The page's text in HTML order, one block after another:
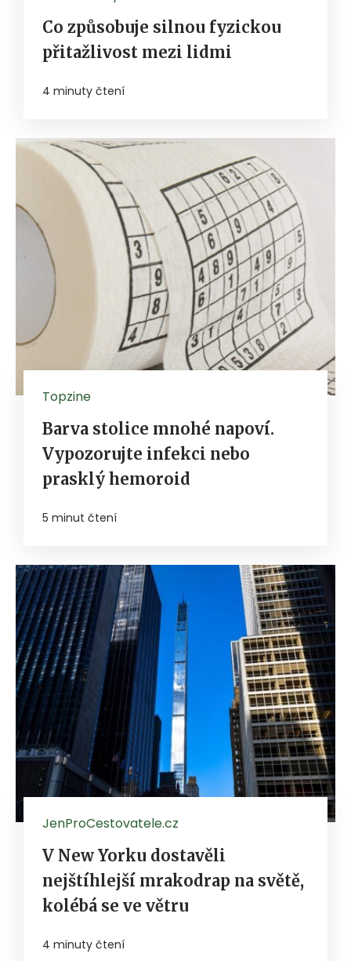
Co způsobuje silnou fyzickou
přitažlivost mezi lidmi
4 minuty čtení
Topzine
Barva stolice mnohé napoví.
Vypozorujte infekci nebo
prasklý hemoroid
5 minut čtení
JenProCestovatele.cz
V New Yorku dostavěli
nejštíhlejší mrakodrap na světě,
kolébá se ve větru
4 minuty čtení